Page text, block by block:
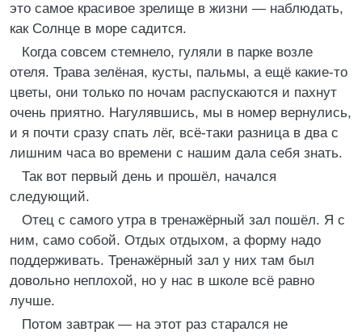
это самое красивое зрелище в жизни — наблюдать,
как Солнце в море садится.
Когда совсем стемнело, гуляли в парке возле
отеля. Трава зелёная, кусты, пальмы, а ещё какие-то
цветы, они только по ночам распускаются и пахнут
очень приятно. Нагулявшись, мы в номер вернулись,
и я почти сразу спать лёг, всё-таки разница в два с
лишним часа во времени с нашим дала себя знать.
Так вот первый день и прошёл, начался
следующий.
Отец с самого утра в тренажёрный зал пошёл. Я с
ним, само собой. Отдых отдыхом, а форму надо
поддерживать. Тренажёрный зал у них там был
довольно неплохой, но у нас в школе всё равно
лучше.
Потом завтрак — на этот раз старался не